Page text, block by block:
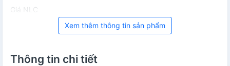
Giá NLC
Xem thêm thông tin sản phẩm
Thông tin chi tiết